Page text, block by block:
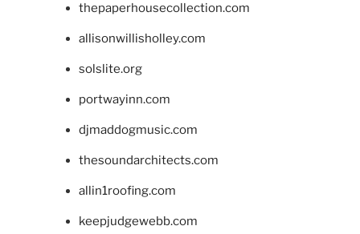
thepaperhousecollection.com
allisonwillisholley.com
solslite.org
portwayinn.com
djmaddogmusic.com
thesoundarchitects.com
allin1roofing.com
keepjudgewebb.com